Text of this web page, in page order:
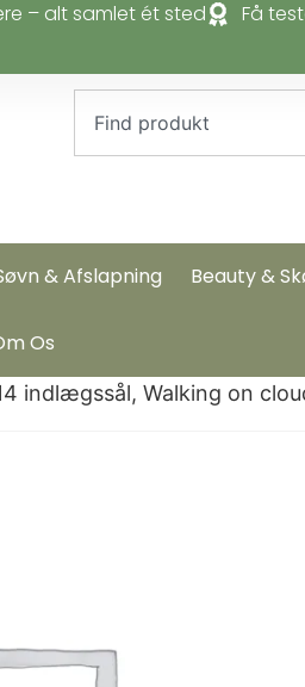
– alt samlet ét sted Få
& Afslapning Beauty &
Os
indlægssål, Walking on